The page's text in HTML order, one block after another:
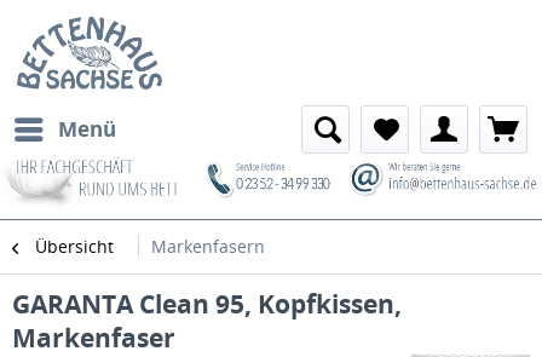
Menü
Übersicht Markenfasern
GARANTA Clean 95, Kopfkissen,
Markenfaser